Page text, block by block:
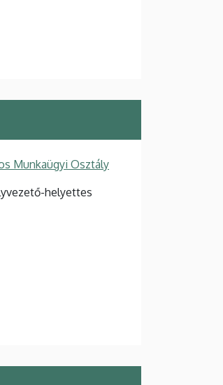
Munkaügyi Osztály
helyettes